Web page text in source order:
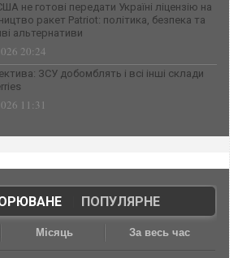
не готові передати Україні ліцензію на
ракет Patriot: політика, безпека та
альтернативи
20:24
ЗСУ добомблять і всі інші склади
11:31
| ПОПУЛЯРНЕ
Місяць За весь час